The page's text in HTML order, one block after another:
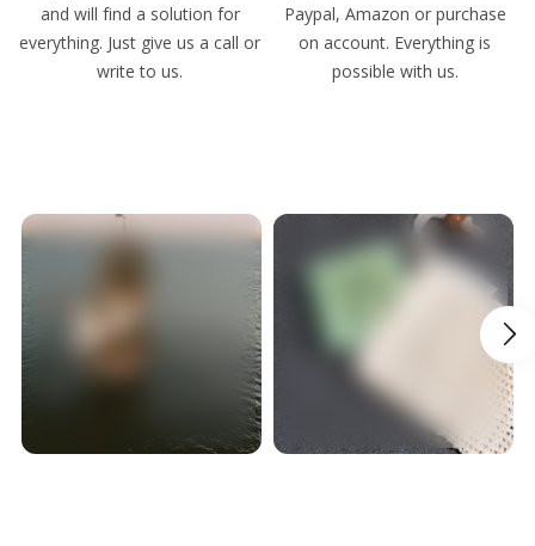
Jörg
Alle Bewertungen Lesen
and will find a solution for
everything. Just give us a call or
write to us.
Paypal, Amazon or purchase
on account. Everything is
possible with us.